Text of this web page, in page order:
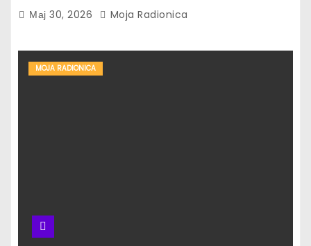
Мај 30, 2026 Moja Radionica
MOJA RADIONICA